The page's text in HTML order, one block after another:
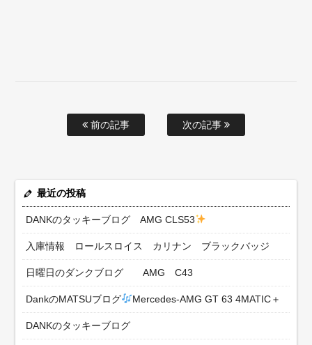
前の記事 次の記事
最近の投稿
DANKのタッキーブログ AMG CLS53
入庫情報 ロールスロイス カリナン ブラックバッジ
日曜日のダンクブログ AMG C43
DankのMATSUブログ Mercedes-AMG GT 63 4MATIC＋
DANKのタッキーブログ